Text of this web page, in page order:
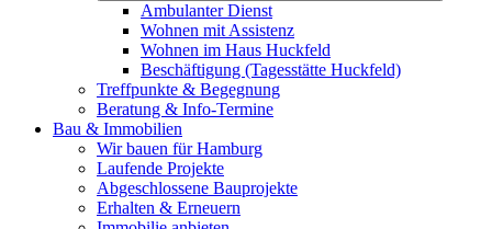
Ambulanter Dienst
Wohnen mit Assistenz
Wohnen im Haus Huckfeld
Beschäftigung (Tagesstätte Huckfeld)
Treffpunkte & Begegnung
Beratung & Info-Termine
Bau & Immobilien
Wir bauen für Hamburg
Laufende Projekte
Abgeschlossene Bauprojekte
Erhalten & Erneuern